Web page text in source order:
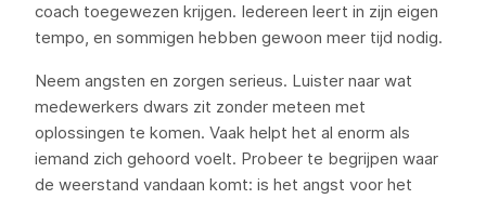
coach toegewezen krijgen. Iedereen leert in zijn eigen
tempo, en sommigen hebben gewoon meer tijd nodig.
Neem angsten en zorgen serieus. Luister naar wat
medewerkers dwars zit zonder meteen met
oplossingen te komen. Vaak helpt het al enorm als
iemand zich gehoord voelt. Probeer te begrijpen waar
de weerstand vandaan komt: is het angst voor het